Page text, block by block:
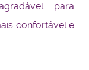
para
confortável e